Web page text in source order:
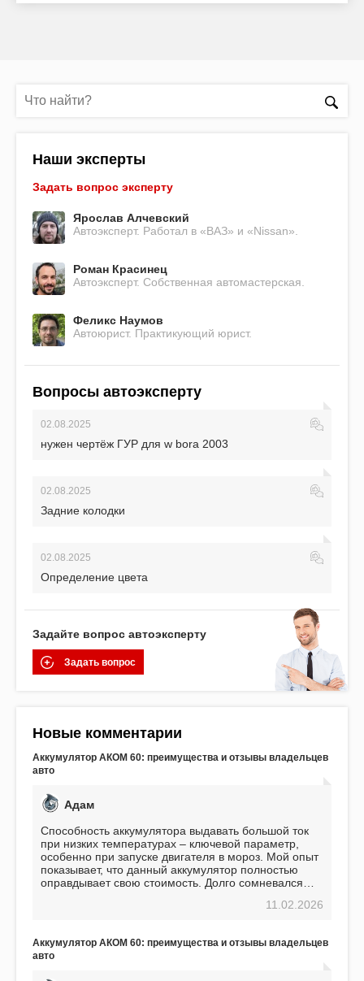
Наши эксперты
Задать вопрос эксперту
Ярослав Алчевский
Автоэксперт. Работал в «ВАЗ» и «Nissan».
Роман Красинец
Автоэксперт. Собственная автомастерская.
Феликс Наумов
Автоюрист. Практикующий юрист.
Вопросы автоэксперту
02.08.2025
нужен чертёж ГУР для w bora 2003
02.08.2025
Задние колодки
02.08.2025
Определение цвета
Задайте вопрос автоэксперту
Задать вопрос
Новые комментарии
Аккумулятор АКОМ 60: преимущества и отзывы владельцев
авто
Адам
Способность аккумулятора выдавать большой ток
при низких температурах – ключевой параметр,
особенно при запуске двигателя в мороз. Мой опыт
показывает, что данный аккумулятор полностью
оправдывает свою стоимость. Долго сомневался
пожалел. Считаю, что это отличное вложение,11.02.2026
Аккумулятор АКОМ 60: преимущества и отзывы владельцев
авто